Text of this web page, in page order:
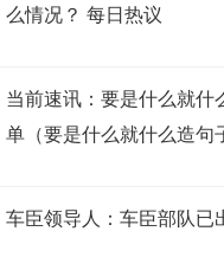
么情况？ 每日热议
当前速讯：要是什么就什
单（要是什么就什么造句
车臣领导人：车臣部队已